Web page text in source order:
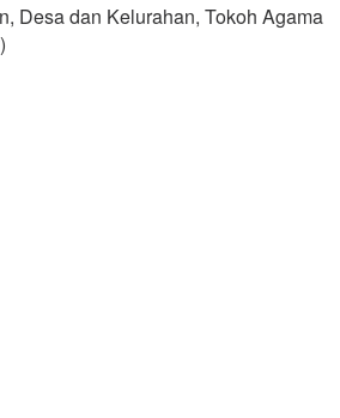
Desa dan Kelurahan, Tokoh Agama